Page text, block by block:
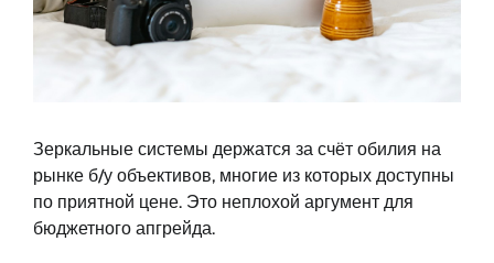
Зеркальные системы держатся за счёт обилия на
рынке б/у объективов, многие из которых доступны
по приятной цене. Это неплохой аргумент для
бюджетного апгрейда.